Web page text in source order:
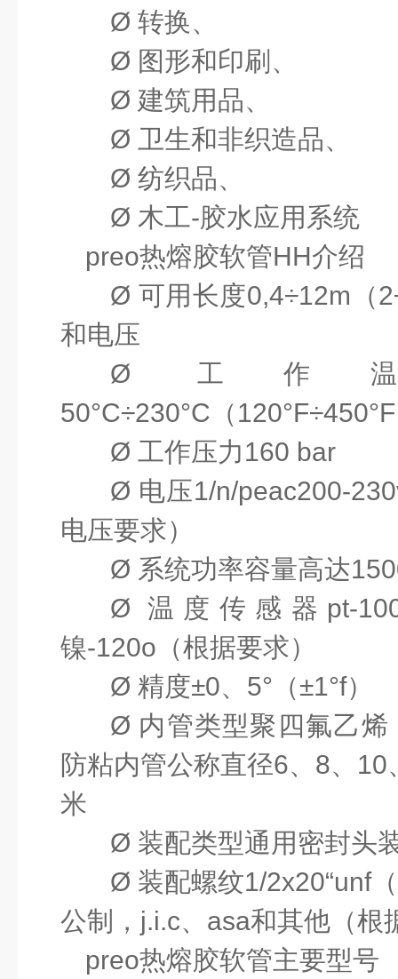
Ø 转换、
Ø 图形和印刷、
Ø 建筑用品、
Ø 卫生和非织造品、
Ø 纺织品、
Ø 木工-胶水应用系统
preo热熔胶软管HH介绍
Ø 可用长度0,4÷12m （
和电压
Ø工作
50°C÷230°C （120°F÷450°F
Ø 工作压力160 bar
Ø 电压1/n/peac200-
电压要求）
Ø 系统功率容量高达
Ø 温度传感器 pt-
镍-120o （根据要求）
Ø 精度±0、 5° （±1°f）
Ø 内管类型聚四氟乙烯
防粘内管公称直径6、 8、 10
米
Ø 装配类型通用密封头
Ø 装配螺纹1/2x20“unf
公制， j.i.c、 asa和其他（根
preo热熔胶软管主要型号